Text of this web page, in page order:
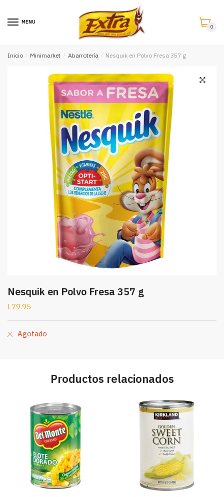
MENU
0
Inicio / Minimarket / Abarrotería / Nesquik en Polvo Fresa 357 g
Nesquik en Polvo Fresa 357 g
L79.95
Agotado
Productos relacionados